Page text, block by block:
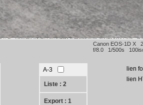
Canon EOS-1D X
f/8.0 1/500s
A-3
Liste : 2
Export : 1
lien
lien